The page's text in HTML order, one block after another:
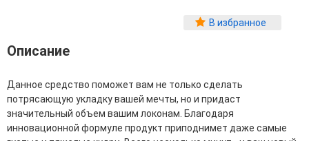
Бальзамы для лица
Гели для лица
Защита от солнца для лица
Карбокситерапия
В избранное
Описание
Данное средство поможет вам не только сделать
потрясающую укладку вашей мечты, но и придаст
значительный объем вашим локонам. Благодаря
инновационной формуле продукт приподнимет даже самые